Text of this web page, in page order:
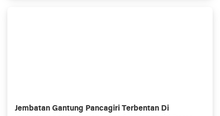
Jembatan Gantung Pancagiri Terbentan Di